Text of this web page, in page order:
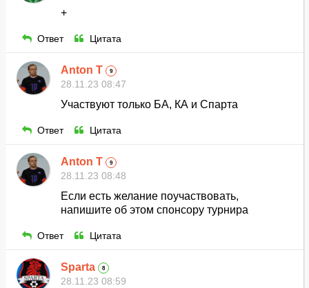
+
Ответ Цитата
Anton T 9
28.11.23 08:47
Участвуют только БА, КА и Спарта
Ответ Цитата
Anton T 9
28.11.23 08:48
Если есть желание поучаствовать,
напишите об этом спонсору турнира
Ответ Цитата
Sparta 8
28.11.23 08:59